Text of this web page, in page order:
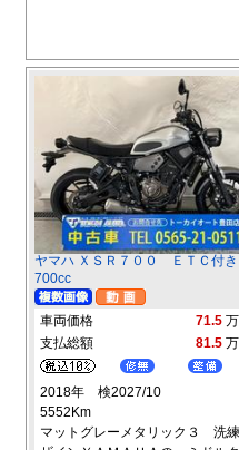
ヤマハ ＸＳＲ７００ ＥＴＣ付き
700cc
車両価格 71.5
支払総額
81.5
2018年 検2027/10
5552Km
マットグレーメタリック３ 洗